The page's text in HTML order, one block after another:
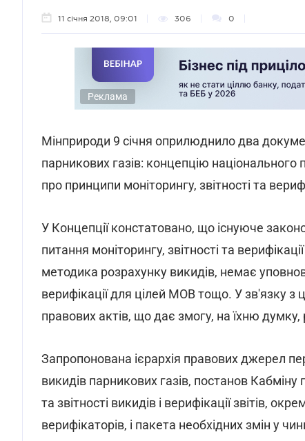
11 січня 2018, 09:01 306 0
Реклама
Мінприроди 9 січня оприлюднило два
парникових газів: концепцію національного
про принципи моніторингу, звітності та
У Концепції констатовано, що існуюче
питання моніторингу, звітності та
методика розрахунку викидів, немає
верифікації для цілей МОВ тощо. У зв'язку
правових актів, що дає змогу, на їхню
Запропонована ієрархія правових джерел
викидів парникових газів, постанов
та звітності викидів і верифікації звітів,
верифікаторів, і пакета необхідних змін у